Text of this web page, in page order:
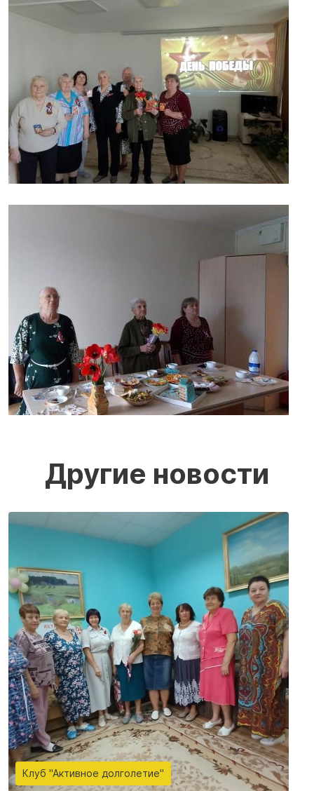
Другие новости
Клуб "Активное долголетие"